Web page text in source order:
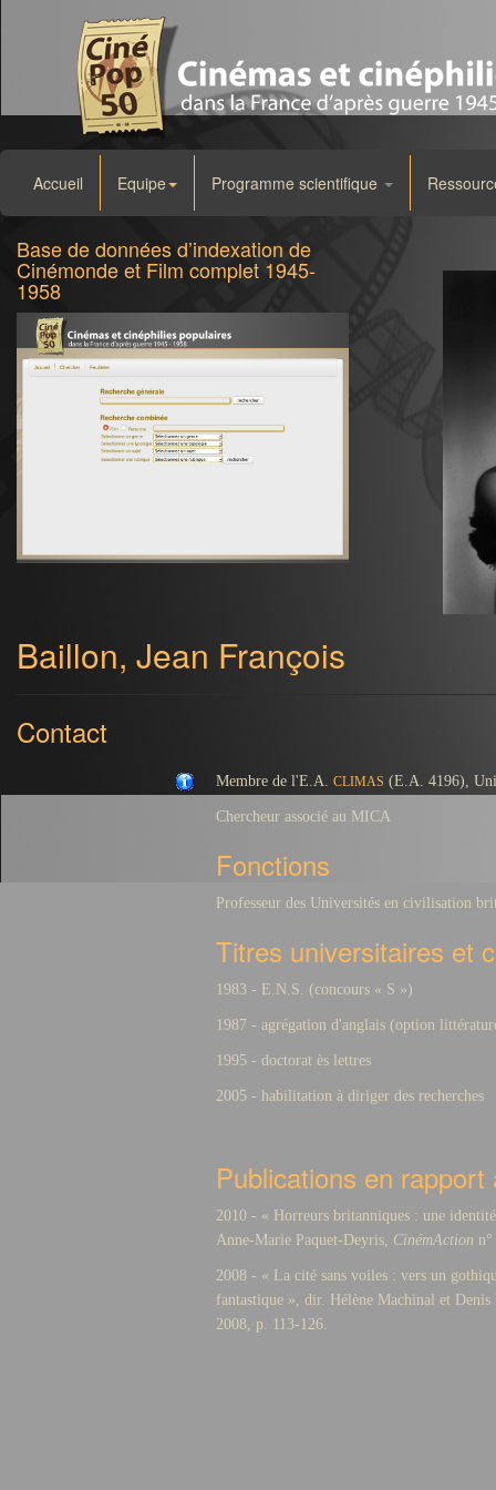
Accueil Equipe Programme scientifique
Base de données d’indexation de
Cinémonde et Film complet 1945-
1958
Baillon, Jean François
Contact
Membre de l'E.A. CLIMAS (E.A. 4196),
Chercheur associé au MICA
Fonctions
Professeur des Universités en civilisation
Titres universitaires et
1983 - E.N.S. (concours « S »)
1987 - agrégation d'anglais (option
1995 - doctorat ès lettres
2005 - habilitation à diriger des recherches
Publications en
2010 - « Horreurs britanniques : une
Anne-Marie Paquet-Deyris, CinémAction
2008 - « La cité sans voiles : vers un
fantastique », dir. Hélène Machinal et
2008, p. 113-126.